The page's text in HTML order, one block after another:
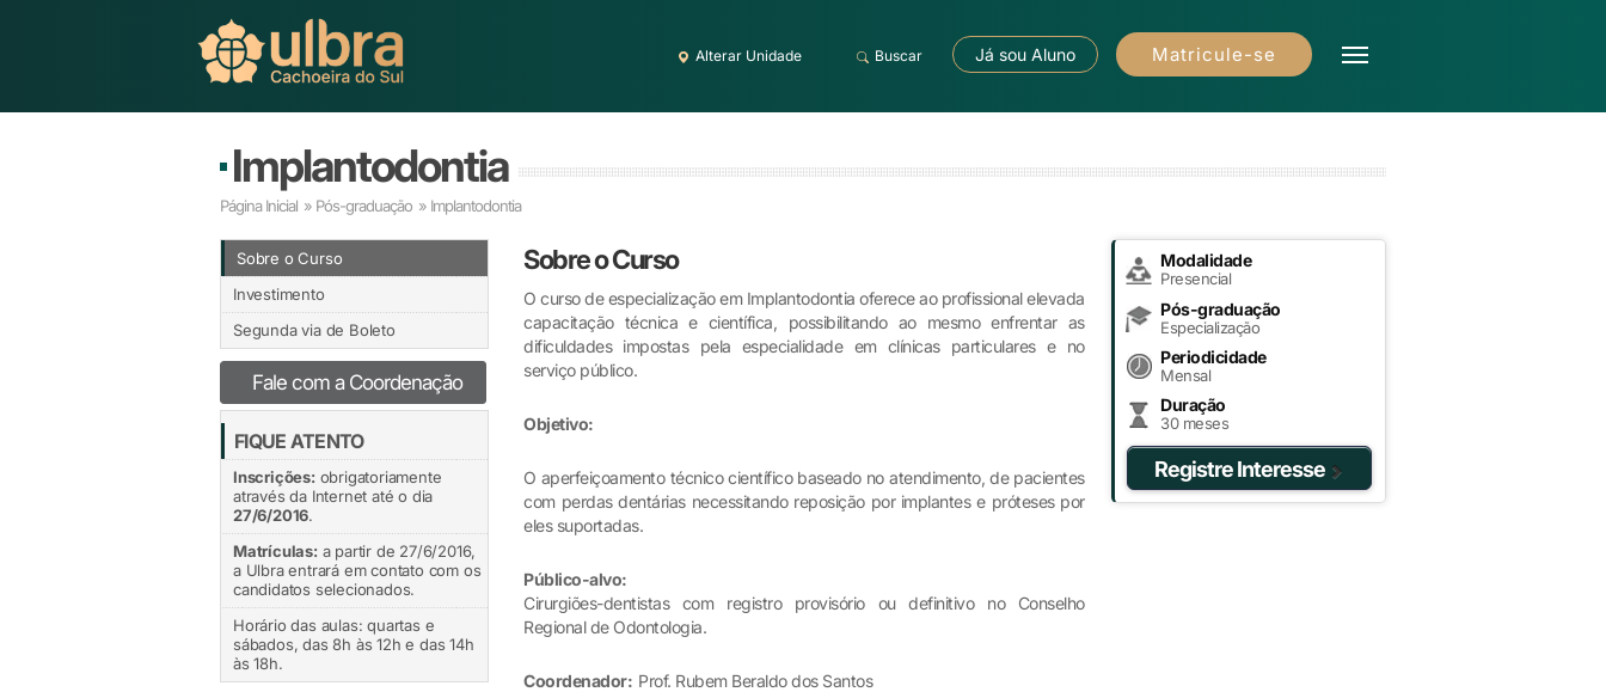
Alterar Unidade Buscar Já sou Aluno Matricule-se
Implantodontia
Página Inicial » Pós-graduação » Implantodontia
Sobre o Curso
Investimento
Segunda via de Boleto
Fale com a Coordenação
FIQUE ATENTO
Inscrições: obrigatoriamente
através da Internet até o dia
27/6/2016.
Matrículas: a partir de 27/6/2016,
a Ulbra entrará em contato com os
candidatos selecionados.
Horário das aulas: quartas e
sábados, das 8h às 12h e das 14h
às 18h.
Sobre o Curso
O curso de especialização em Implantodontia oferece ao profissional elevada
capacitação técnica e científica, possibilitando ao mesmo enfrentar as
dificuldades impostas pela especialidade em clínicas particulares e no
serviço público.
Objetivo:
O aperfeiçoamento técnico científico baseado no atendimento, de pacientes
com perdas dentárias necessitando reposição por implantes e próteses por
eles suportadas.
Público-alvo:
Cirurgiões-dentistas com registro provisório ou definitivo no Conselho
Regional de Odontologia.
Coordenador: Prof. Rubem Beraldo dos Santos
Modalidade
Presencial
Pós-graduação
Especialização
Periodicidade
Mensal
Duração
30 meses
Registre Interesse